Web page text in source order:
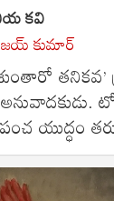
కవి
కుమార్
తనికవ’
యుద్ధం